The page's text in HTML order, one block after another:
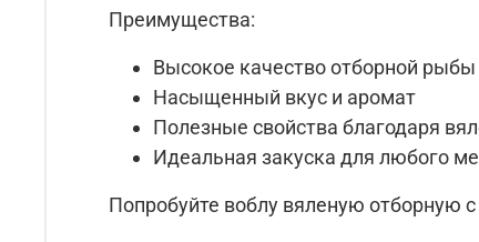
Преимущества:
Высокое качество отборной рыбы
Насыщенный вкус и аромат
Полезные свойства благодаря
Идеальная закуска для любого
Попробуйте воблу вяленую отборную